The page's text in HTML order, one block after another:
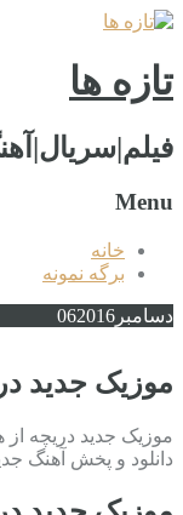
تازه ها
Menu
خانه
برگه نمونه
دسامبر 062016
موزیک جدید
موزیک جدید دریچه از
دانلود و پخش آهنگ